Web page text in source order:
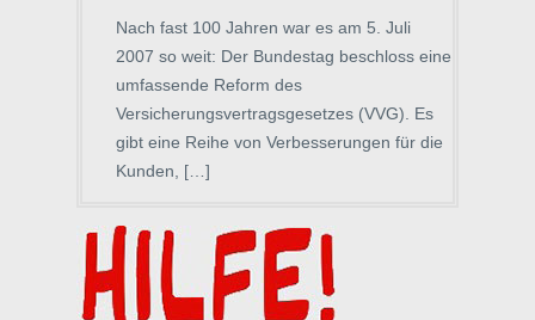
Nach fast 100 Jahren war es am 5. Juli
2007 so weit: Der Bundestag beschloss eine
umfassende Reform des
Versicherungsvertragsgesetzes (VVG). Es
gibt eine Reihe von Verbesserungen für die
Kunden, […]